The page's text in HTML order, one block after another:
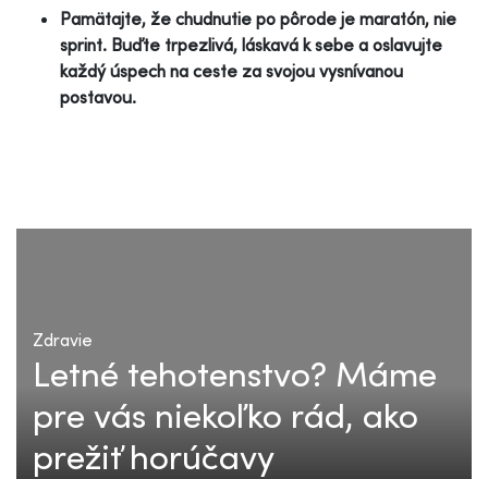
Pamätajte, že chudnutie po pôrode je maratón, nie
sprint. Buďte trpezlivá, láskavá k sebe a oslavujte
každý úspech na ceste za svojou vysnívanou
postavou.
Zdravie
Letné tehotenstvo? Máme
pre vás niekoľko rád, ako
prežiť horúčavy